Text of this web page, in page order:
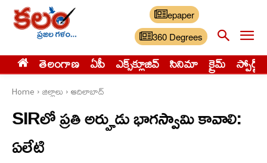
epaper
360 Degrees
తెలంగాణ ఏపీ ఎక్స్‌క్లూజివ్‌ సినిమా క్రైమ్ స్పోర్ట్స్
Home జిల్లాలు ఆదిలాబాద్
SIRలో ప్రతి అర్హుడు భాగస్వామి కావాలి:
ఏలేటి